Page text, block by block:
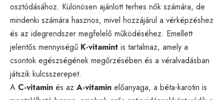
osztódásához. Különösen ajánlott terhes nők számára, de
mindenki számára hasznos, mivel hozzájárul a vérképzéshez
és az idegrendszer megfelelő működéséhez. Emellett
jelentős mennyiségű K-vitamint is tartalmaz, amely a
csontok egészségének megőrzésében és a véralvadásban
játszik kulcsszerepet.
A C-vitamin és az A-vitamin előanyaga, a béta-karotin is